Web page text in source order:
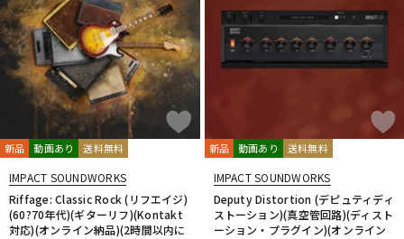
新品 動画あり 送料無料
IMPACT SOUNDWORKS
Riffage: Classic Rock (リフエイジ)
(60?70年代)(ギターリフ)(Kontakt
対応)(オンライン納品)(2時間以内に
新品 動画あり 送料無料
IMPACT SOUNDWORKS
Deputy Distortion (デピュティディ
ストーション)(真空管回路)(ディスト
ーション・プラグイン)(オンライン